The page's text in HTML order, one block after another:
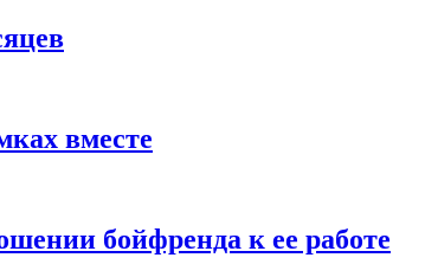
вместе
бойфренда к ее работе